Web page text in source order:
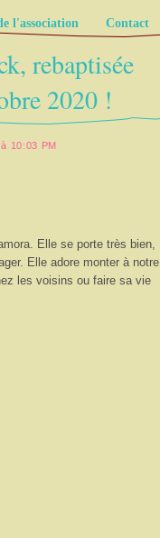
l'association Contact
rebaptisée
2020 !
10:03 PM
Elle se porte très bien,
Elle adore monter à notre
les voisins ou faire sa vie